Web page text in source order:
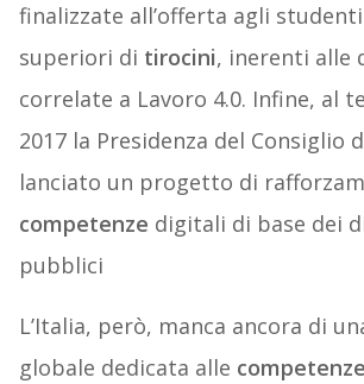
finalizzate all’offerta agli
superiori di tirocini, inerenti alle
correlate a Lavoro 4.0. Infine, al
2017 la Presidenza del Consiglio
lanciato un progetto di
competenze digitali di base dei
pubblici
L’Italia, però, manca ancora di
globale dedicata alle competenze